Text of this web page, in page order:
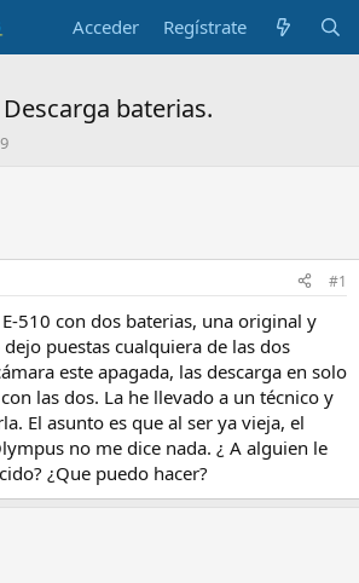
Acceder Regístrate
baterias.
#1
510 con dos baterias, una original y
puestas cualquiera de las dos
este apagada, las descarga en solo
las dos. La he llevado a un técnico y
El asunto es que al ser ya vieja, el
no me dice nada. ¿ A alguien le
¿Que puedo hacer?